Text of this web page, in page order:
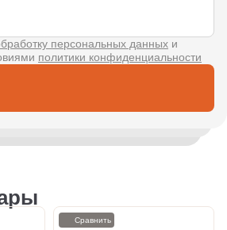
персональных данных и
политики конфиденциальности
Сравнить